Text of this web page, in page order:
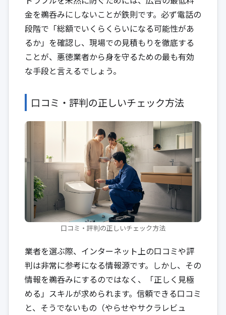
金を鵜呑みにしないことが鉄則です。必ず電話の
段階で「総額でいくらくらいになる可能性があ
るか」を確認し、現場での見積もりを徹底する
ことが、悪徳業者から身を守るための最も有効
な手段と言えるでしょう。
口コミ・評判の正しいチェック方法
口コミ・評判の正しいチェック方法
業者を選ぶ際、インターネット上の口コミや評
判は非常に参考になる情報源です。しかし、その
情報を鵜呑みにするのではなく、「正しく見極
める」スキルが求められます。信頼できる口コミ
と、そうでないもの（やらせやサクラレビュ